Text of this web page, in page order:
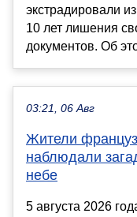
экстрадировали
10 лет лишения
документов. Об
03:21, 06 Авг
Жители
наблюдали
небе
5 августа 2026